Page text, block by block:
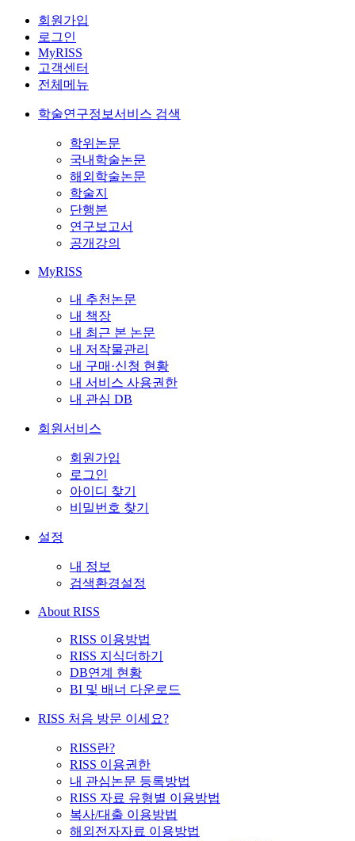
회원가입
로그인
MyRISS
고객센터
전체메뉴
학술연구정보서비스 검색
학위논문
국내학술논문
해외학술논문
학술지
단행본
연구보고서
공개강의
MyRISS
내 추천논문
내 책장
내 최근 본 논문
내 저작물관리
내 구매·신청 현황
내 서비스 사용권한
내 관심 DB
회원서비스
회원가입
로그인
아이디 찾기
비밀번호 찾기
설정
내 정보
검색환경설정
About RISS
RISS 이용방법
RISS 지식더하기
DB연계 현황
BI 및 배너 다운로드
RISS 처음 방문 이세요?
RISS란?
RISS 이용권한
내 관심논문 등록방법
RISS 자료 유형별 이용방법
복사/대출 이용방법
해외전자자료 이용방법